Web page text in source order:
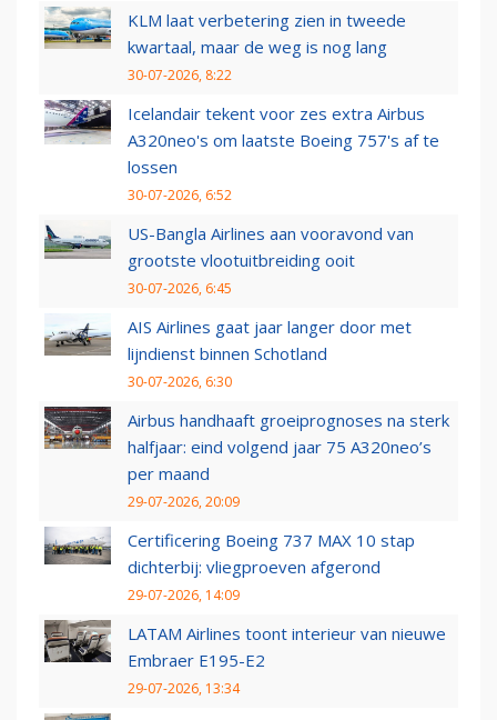
KLM laat verbetering zien in tweede
kwartaal, maar de weg is nog lang
30-07-2026, 8:22
Icelandair tekent voor zes extra Airbus
A320neo's om laatste Boeing 757's af te
lossen
30-07-2026, 6:52
US-Bangla Airlines aan vooravond van
grootste vlootuitbreiding ooit
30-07-2026, 6:45
AIS Airlines gaat jaar langer door met
lijndienst binnen Schotland
30-07-2026, 6:30
Airbus handhaaft groeiprognoses na sterk
halfjaar: eind volgend jaar 75 A320neo’s
per maand
29-07-2026, 20:09
Certificering Boeing 737 MAX 10 stap
dichterbij: vliegproeven afgerond
29-07-2026, 14:09
LATAM Airlines toont interieur van nieuwe
Embraer E195-E2
29-07-2026, 13:34